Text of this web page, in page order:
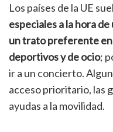
Los países de la UE
especiales a la hora
un trato preferente
deportivos y de ocio;
ir a un concierto.
acceso prioritario, las
ayudas a la movilidad.